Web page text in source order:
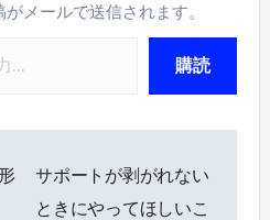
がメールで送信されます。
購読
サポートが剥がれない
ときにやってほしいこ